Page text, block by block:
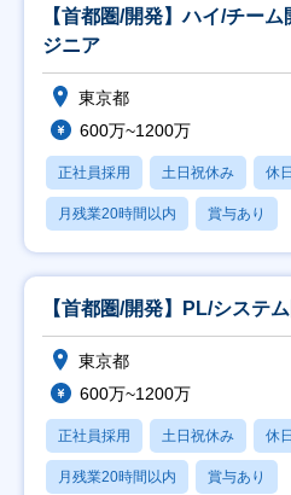
【首都圏/開発】ハイ/チー
ジニア
東京都
600万~1200万
正社員採用 土日祝休み 休
月残業20時間以内 賞与あり
【首都圏/開発】PL/システ
東京都
600万~1200万
正社員採用 土日祝休み 休
月残業20時間以内 賞与あり